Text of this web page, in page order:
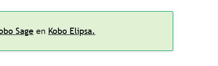
Sage en Kobo Elipsa.